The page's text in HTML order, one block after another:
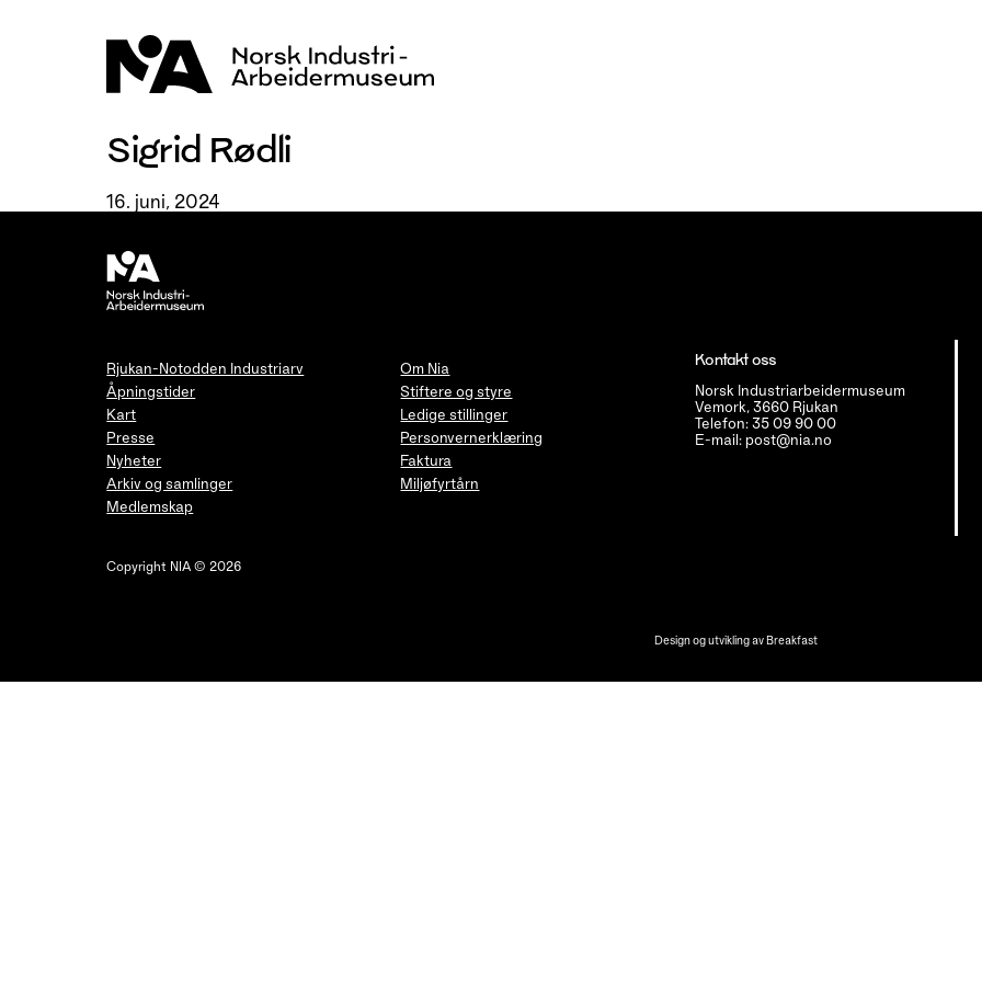
Sigrid Rødli
16. juni, 2024
Rjukan-Notodden Industriarv
Åpningstider
Kart
Presse
Nyheter
Arkiv og samlinger
Medlemskap
Om Nia
Stiftere og styre
Ledige stillinger
Personvernerklæring
Faktura
Miljøfyrtårn
Kontakt oss
Norsk Industriarbeidermuseum
Vemork, 3660 Rjukan
Telefon: 35 09 90 00
E-mail: post@nia.no
Copyright NIA © 2026
Design og utvikling avBreakfast